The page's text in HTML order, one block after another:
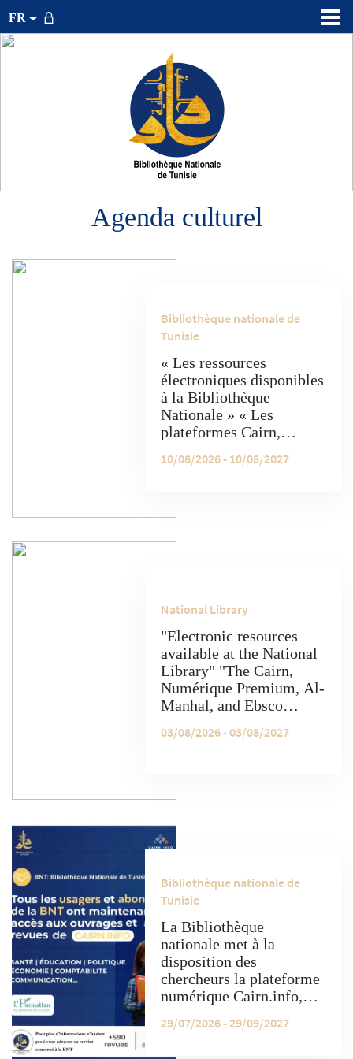
FR
Agenda culturel
Bibliothèque nationale de
Tunisie
« Les ressources
électroniques disponibles
à la Bibliothèque
Nationale » « Les
plateformes Cairn,
Manhal et Ebsco offrent
ressources électroniques.
10/08/2026 - 10/08/2027
National Library
"Electronic resources
available at the National
Library" "The Cairn,
Numérique Premium, Al-
Manhal, and Ebsco
access to a variety of
03/08/2026 - 03/08/2027
Bibliothèque nationale de
Tunisie
La Bibliothèque
nationale met à la
disposition des
chercheurs la plateforme
numérique Cairn.info,
contenu académique
29/07/2026 - 29/09/2027